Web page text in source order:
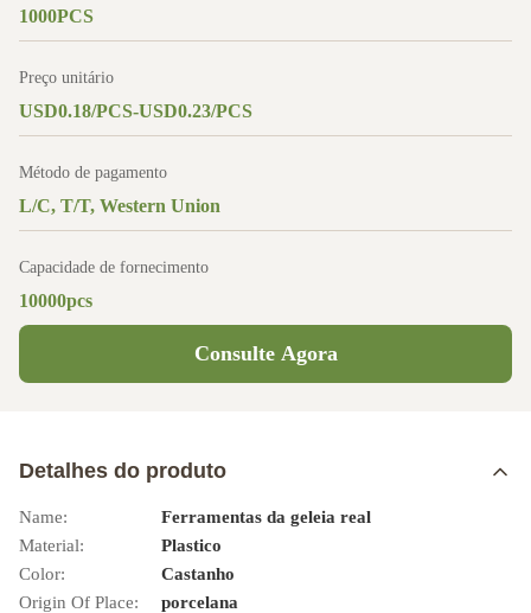
1000PCS
Preço unitário
USD0.18/PCS-USD0.23/PCS
Método de pagamento
L/C, T/T, Western Union
Capacidade de fornecimento
10000pcs
Consulte Agora
Detalhes do produto
Name:
Ferramentas da geleia real
Material:
Plastico
Color:
Castanho
Origin Of Place:
porcelana